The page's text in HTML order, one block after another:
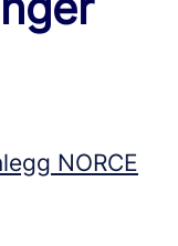
NORCE